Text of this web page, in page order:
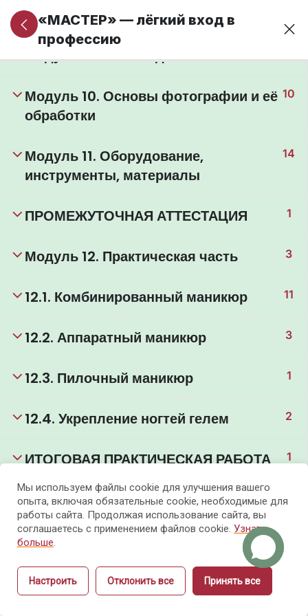
безопасности
Модуль 9. Основы дизайна ногтей
Модуль 10. Основы фотографии и её
обработки
10
Модуль 11. Оборудование,
инструменты, материалы
14
ПРОМЕЖУТОЧНАЯ АТТЕСТАЦИЯ 1
Модуль 12. Практическая часть 3
12.1. Комбинированный маникюр 11
12.2. Аппаратный маникюр 3
12.3. Пилочный маникюр 1
12.4. Укрепление ногтей гелем 2
ИТОГОВАЯ ПРАКТИЧЕСКАЯ РАБОТА 1
Модуль 13. Продвижение в соцсетях 11
ИТОГОВАЯ АТТЕСТАЦИЯ
Итоговый аттестационный тест
24 Questions
«МАСТЕР» — лёгкий вход в
профессию
Мы используем файлы cookie для улучшения вашего
опыта, включая обязательные cookie, необходимые для
работы сайта. Продолжая использование сайта, вы
соглашаетесь с применением файлов cookie. Узнать
больше.
Настроить Отклонить все Принять все